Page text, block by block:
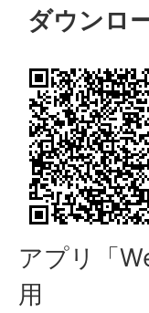
ダウンロ
アプリ「
用